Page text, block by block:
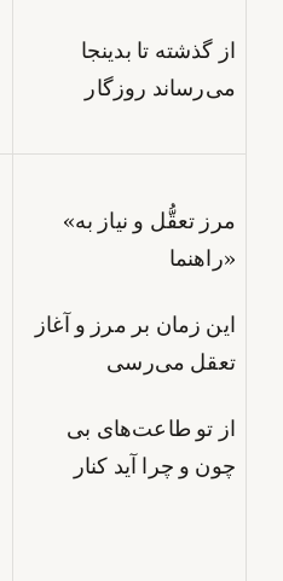
از گذشته تا بدینجا
می‌رساند روزگار
«مرز تعقُّل و نیاز به
راهنما»
این زمان بر مرز و آغاز
تعقل می‌رسی
از تو طاعت‌های بی
چون و چرا آید کنار